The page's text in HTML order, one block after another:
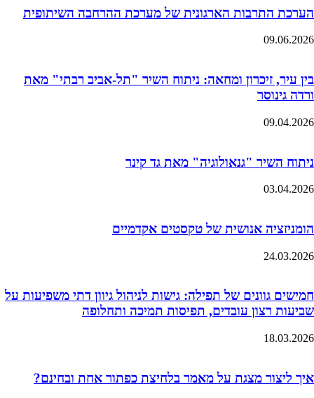
הערכת התרבות הארגונית של מערכת ההרחבה השיתופית
09.06.2026
בין עיר, זיכרון ומחאה: ניתוח השיר "תל-אביב רבתי" מאת
ורדה גינוסר
09.04.2026
ניתוח השיר "גנאולוגיה" מאת גד קינר
03.04.2026
הומניזציה אנושית של טקסטים אקדמיים
24.03.2026
חמישים גוונים של תפילה: גישות לניהול גיוון דתי משפיעות על
שביעות רצון עובדים, תפיסות תמיכה ותחלופה
18.03.2026
איך ליצור מצגת על מאמר בלחיצת כפתור אחת ובחינם?